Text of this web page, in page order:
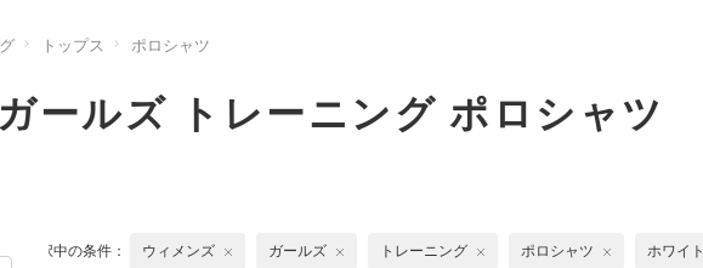
トップス ポロシャツ
ールズ トレーニング ポロシャツ
選択中の条件： ウィメンズ ガールズ トレーニング ポロシャツ ホワイト